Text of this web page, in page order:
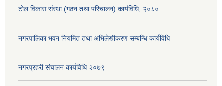
टोल विकास संस्था (गठन तथा परिचालन) कार्यविधि, २०८०
नगरपालिका भवन नियमित तथा अभिलेखीकरण सम्बन्धि कार्यविधि
नगरप्रहरी संचालन कार्यविधि २०७९